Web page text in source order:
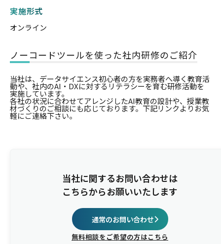
実施形式
オンライン
ノーコードツールを使った社内研修のご紹介
当社は、データサイエンス初心者の方を実務者へ導く教育活
動や、社内のAI・DXに対するリテラシーを育む研修活動を
実施しています。
各社の状況に合わせてアレンジしたAI教育の設計や、授業教
材づくりのご相談にも応じております。下記リンクよりお気
軽にご連絡下さい。
当社に関するお問い合わせは
こちらからお願いいたします
通常のお問い合わせ
無料相談をご希望の方はこちら